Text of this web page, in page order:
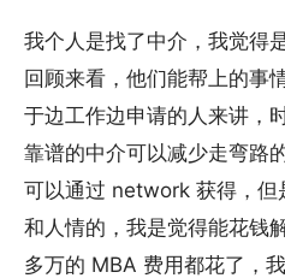
我个人是找了中介，我觉得
回顾来看，他们能帮上的事
于边工作边申请的人来讲，
靠谱的中介可以减少走弯路
可以通过 network 获得，
和人情的，我是觉得能花钱
多万的 MBA 费用都花了，